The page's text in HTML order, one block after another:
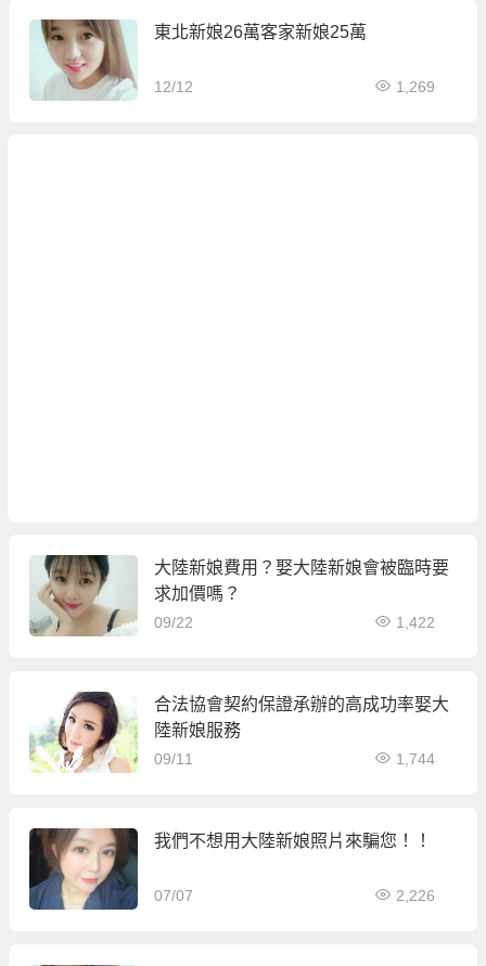
東北新娘26萬客家新娘25萬
12/12 1,269
大陸新娘費用？娶大陸新娘會被臨時要
求加價嗎？
09/22 1,422
合法協會契約保證承辦的高成功率娶大
陸新娘服務
09/11 1,744
我們不想用大陸新娘照片來騙您！！
07/07 2,226